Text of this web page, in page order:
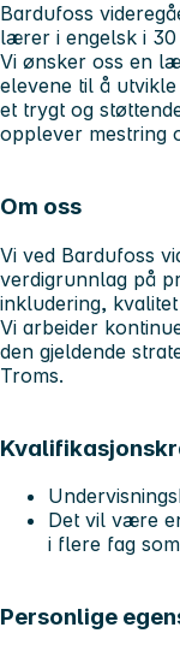
Bardufoss
lærer i engelsk i
Vi ønsker oss en
elevene til å
et trygt og
opplever mestring
Om oss
Vi ved Bardufoss
verdigrunnlag på
inkludering,
Vi arbeider
den gjeldende
Troms.
Det vil være
i flere fag
Personlige